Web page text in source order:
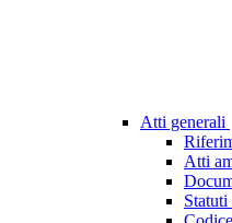
Atti generali
Atti